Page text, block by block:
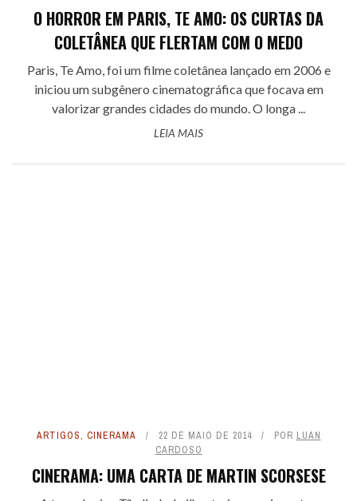
O HORROR EM PARIS, TE AMO: OS CURTAS DA
COLETÂNEA QUE FLERTAM COM O MEDO
Paris, Te Amo, foi um filme coletânea lançado em 2006 e
iniciou um subgênero cinematográfica que focava em
valorizar grandes cidades do mundo. O longa ...
LEIA MAIS
ARTIGOS, CINERAMA 22 DE MAIO DE 2014 POR LUAN
CARDOSO
CINERAMA: UMA CARTA DE MARTIN SCORSESE